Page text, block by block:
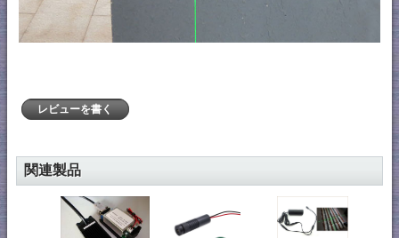
レビューを書く
関連製品